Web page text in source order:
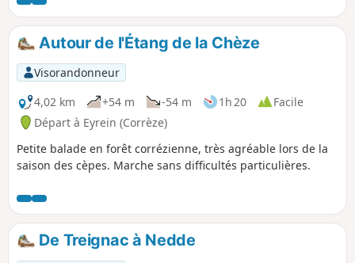
Autour de l'Étang de la Chèze
Visorandonneur
4,02 km
+54 m -54 m 1h 20
Facile
Départ à Eyrein (Corrèze)
Petite balade en forêt corrézienne, très agréable lors de la
saison des cèpes. Marche sans difficultés particulières.
De Treignac à Nedde